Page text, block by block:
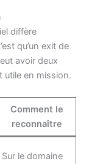
diffère
qu’un exit de
avoir deux
utile en mission.
Comment le
reconnaître
Sur le domaine